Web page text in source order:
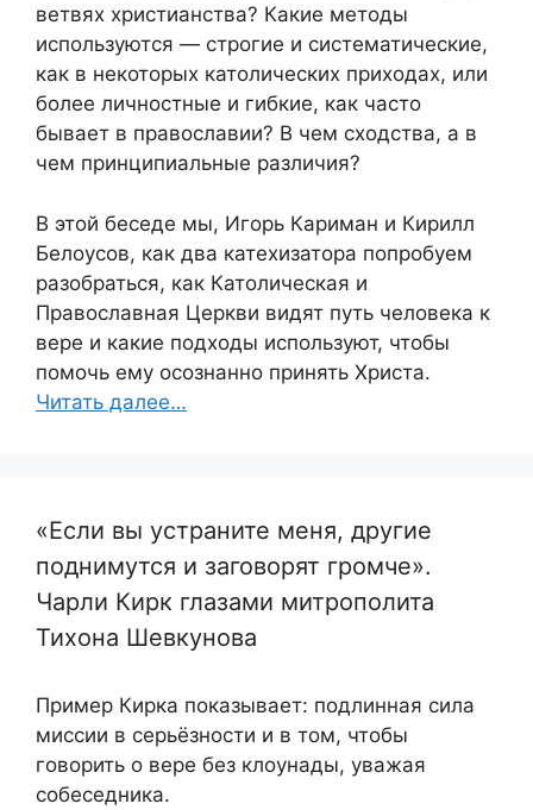
ветвях христианства? Какие методы
используются — строгие и систематические,
как в некоторых католических приходах, или
более личностные и гибкие, как часто
бывает в православии? В чем сходства, а в
чем принципиальные различия?
В этой беседе мы, Игорь Кариман и Кирилл
Белоусов, как два катехизатора попробуем
разобраться, как Католическая и
Православная Церкви видят путь человека к
вере и какие подходы используют, чтобы
помочь ему осознанно принять Христа.
Читать далее…
«Если вы устраните меня, другие
поднимутся и заговорят громче».
Чарли Кирк глазами митрополита
Тихона Шевкунова
Пример Кирка показывает: подлинная сила
миссии в серьёзности и в том, чтобы
говорить о вере без клоунады, уважая
собеседника.